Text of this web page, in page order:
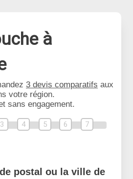
à
3 devis comparatifs aux
votre région.
sans engagement.
3 4 5 6 7
postal ou la ville de